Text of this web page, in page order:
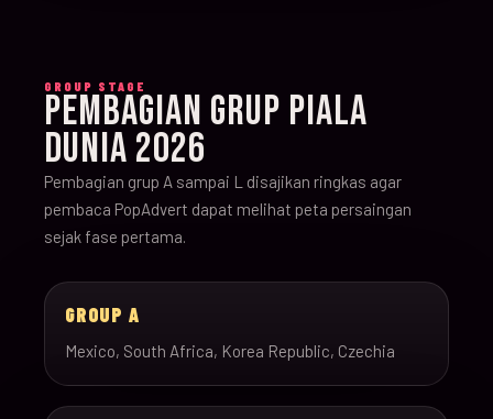
GROUP STAGE
PEMBAGIAN GRUP PIALA
DUNIA 2026
Pembagian grup A sampai L disajikan ringkas agar
pembaca PopAdvert dapat melihat peta persaingan
sejak fase pertama.
GROUP A
Mexico, South Africa, Korea Republic, Czechia